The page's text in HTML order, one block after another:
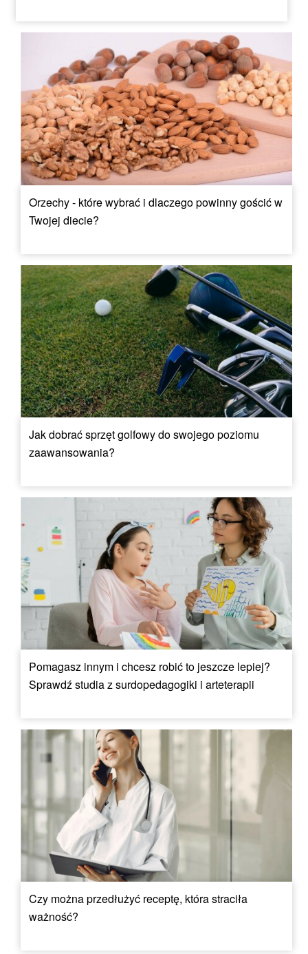
Orzechy - które wybrać i dlaczego powinny gościć w
Twojej diecie?
Jak dobrać sprzęt golfowy do swojego poziomu
zaawansowania?
Pomagasz innym i chcesz robić to jeszcze lepiej?
Sprawdź studia z surdopedagogiki i arteterapii
Czy można przedłużyć receptę, która straciła
ważność?